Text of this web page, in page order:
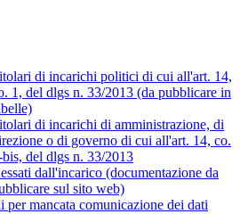
di incarichi politici di cui all'art. 14,
1, del dlgs n. 33/2013 (da pubblicare in
di incarichi di amministrazione, di
o di governo di cui all'art. 14, co.
bis, del dlgs n. 33/2013
dall'incarico (documentazione da
sul sito web)
per mancata comunicazione dei dati